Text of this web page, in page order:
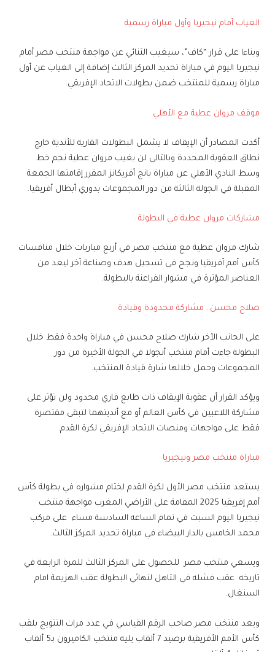
الغياب أمام نيجيريا وأول مباراة رسمية
وبناءا على قرار “كاف”، سيغيب الثنائي عن مواجهة منتخب مصر أمام
نيجيريا اليوم في مباراة تحديد المركز الثالث إضافة إلى الغياب عن أول
مباراة رسمية للمنتخب ضمن بطولات الاتحاد الإفريقي.
موقف مروان عطية مع الأهلي
أكدت المصادر أن الإيقاف لا يشمل البطولات القارية للأندية خارج
نطاق العقوبة المحددة وبالتالي لن يغيب مروان عطية نجم خط
وسط النادي الأهلي عن مباراة يانج أفريكانز المقرر إقامتها الجمعة
المقبلة في الجولة الثالثة من دور المجموعات بدوري أبطال أفريقيا.
مشاركات مروان عطية في البطولة
شارك مروان عطية مع منتخب مصر في أربع مباريات خلال منافسات
كأس أمم أفريقيا ونجح في تسجيل هدف وصناعة آخر ليعد من
العناصر المؤثرة في مشوار الفراعنة بالبطولة.
صلاح محسن.. مشاركة محدودة وقيادة
على الجانب الآخر شارك صلاح محسن في مباراة واحدة فقط خلال
البطولة جاءت أمام منتخب أنجولا في الجولة الأخيرة من دور
المجموعات وحمل خلالها شارة قيادة المنتخب.
ويؤكد القرار أن عقوبة الإيقاف ذات طابع قاري محدود ولن تؤثر على
مشاركة اللاعبين في كأس العالم أو مع أنديتهما لتبقى مقتصرة
فقط على مواجهات ومنصات الاتحاد الإفريقي لكرة القدم.
مباراة منتخب مصر ونيجيريا
يستعد منتخب مصر الأول لكرة القدم لختام مشواره في بطولة كأس
أمم إفريقيا 2025 المقامة على الأراضي المغرب مواجهة منتخب
نيجيريا اليوم السبت في تمام الساعه السادسة مساء على مركب
محمد الخامس بالدار البيضاء في مباراة تحديد المركز الثالث.
ويسعي منتخب مصر للحصول على المركز الثالث للمرة الرابعة في
تاريخه عقب فشله في التاهل لنهائي البطولة عقب الهزيمة امام
السنغال.
ويعد منتخب مصر صاحب الرقم القياسي في عدد مرات التتويج بلقب
كأس الأمم الأفريقية برصيد 7 ألقاب يليه منتخب الكاميرون بـ5 ألقاب